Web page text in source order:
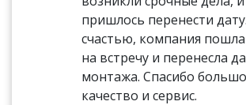
пришлось перенести
счастью, компания
на встречу и перенесла
монтажа. Спасибо
качество и сервис.